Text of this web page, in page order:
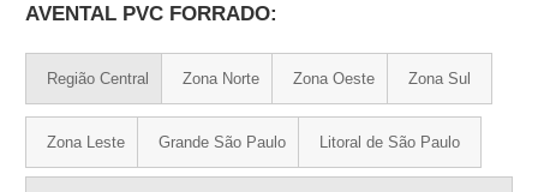
AVENTAL PVC FORRADO:
Região Central Zona Norte Zona Oeste Zona Sul
Zona Leste Grande São Paulo Litoral de São Paulo